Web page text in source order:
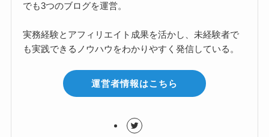
でも3つのブログを運営。
実務経験とアフィリエイト成果を活かし、未経験者で
も実践できるノウハウをわかりやすく発信している。
運営者情報はこちら